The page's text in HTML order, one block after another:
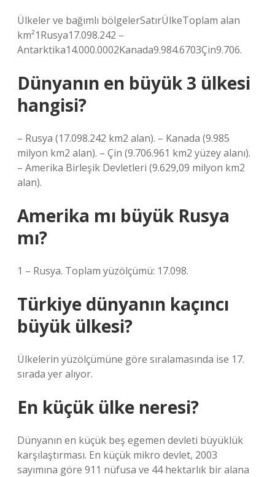
Ülkeler ve bağımlı bölgelerSatırÜlkeToplam alan
km²1Rusya17.098.242 –
Antarktika14.000.0002Kanada9.984.6703Çin9.706.
Dünyanın en büyük 3 ülkesi
hangisi?
– Rusya (17.098.242 km2 alan). – Kanada (9.985
milyon km2 alan). – Çin (9.706.961 km2 yüzey alanı).
– Amerika Birleşik Devletleri (9.629,09 milyon km2
alan).
Amerika mı büyük Rusya
mı?
1 – Rusya. Toplam yüzölçümü: 17.098.
Türkiye dünyanın kaçıncı
büyük ülkesi?
Ülkelerin yüzölçümüne göre sıralamasında ise 17.
sırada yer alıyor.
En küçük ülke neresi?
Dünyanın en küçük beş egemen devleti büyüklük
karşılaştırması. En küçük mikro devlet, 2003
sayımına göre 911 nüfusa ve 44 hektarlık bir alana